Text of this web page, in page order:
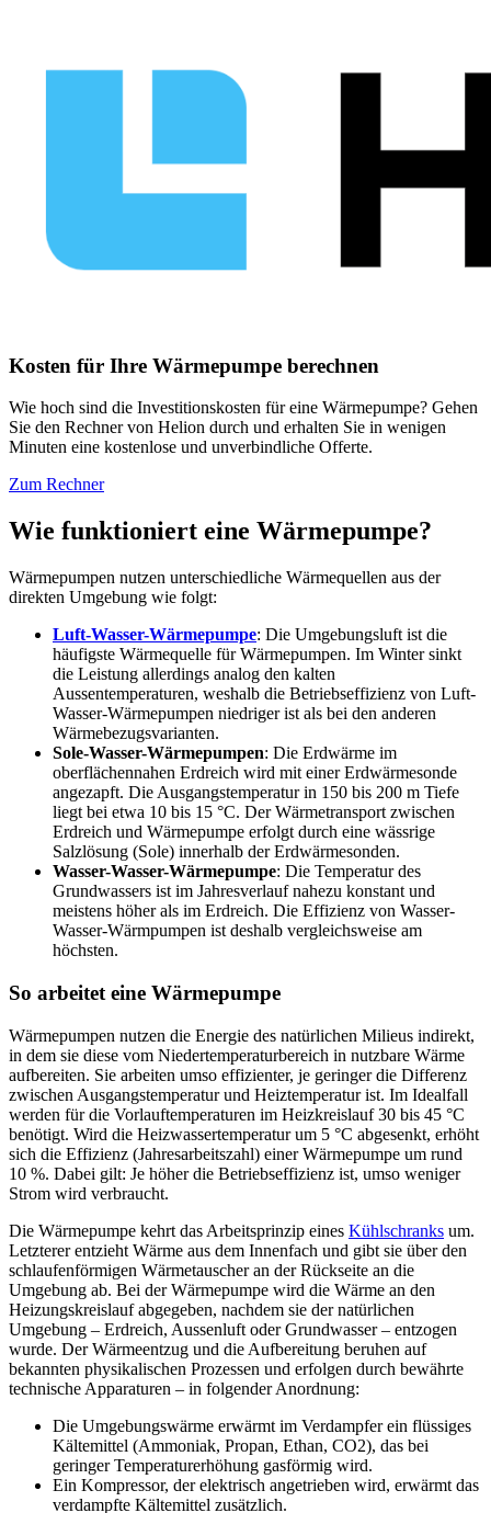
Kosten für Ihre Wärmepumpe berechnen
Wie hoch sind die Investitionskosten für eine Wärmepumpe? Gehen
Sie den Rechner von Helion durch und erhalten Sie in wenigen
Minuten eine kostenlose und unverbindliche Offerte.
Zum Rechner
Wie funktioniert eine Wärmepumpe?
Wärmepumpen nutzen unterschiedliche Wärmequellen aus der
direkten Umgebung wie folgt:
Luft-Wasser-Wärmepumpe: Die Umgebungsluft ist die
häufigste Wärmequelle für Wärmepumpen. Im Winter sinkt
die Leistung allerdings analog den kalten
Aussentemperaturen, weshalb die Betriebseffizienz von Luft-
Wasser-Wärmepumpen niedriger ist als bei den anderen
Wärmebezugsvarianten.
Sole-Wasser-Wärmepumpen: Die Erdwärme im
oberflächennahen Erdreich wird mit einer Erdwärmesonde
angezapft. Die Ausgangstemperatur in 150 bis 200 m Tiefe
liegt bei etwa 10 bis 15 °C. Der Wärmetransport zwischen
Erdreich und Wärmepumpe erfolgt durch eine wässrige
Salzlösung (Sole) innerhalb der Erdwärmesonden.
Wasser-Wasser-Wärmepumpe: Die Temperatur des
Grundwassers ist im Jahresverlauf nahezu konstant und
meistens höher als im Erdreich. Die Effizienz von Wasser-
Wasser-Wärmpumpen ist deshalb vergleichsweise am
höchsten.
So arbeitet eine Wärmepumpe
Wärmepumpen nutzen die Energie des natürlichen Milieus indirekt,
in dem sie diese vom Niedertemperaturbereich in nutzbare Wärme
aufbereiten. Sie arbeiten umso effizienter, je geringer die Differenz
zwischen Ausgangstemperatur und Heiztemperatur ist. Im Idealfall
werden für die Vorlauftemperaturen im Heizkreislauf 30 bis 45 °C
benötigt. Wird die Heizwassertemperatur um 5 °C abgesenkt, erhöht
sich die Effizienz (Jahresarbeitszahl) einer Wärmepumpe um rund
10 %. Dabei gilt: Je höher die Betriebseffizienz ist, umso weniger
Strom wird verbraucht.
Die Wärmepumpe kehrt das Arbeitsprinzip eines Kühlschranks um.
Letzterer entzieht Wärme aus dem Innenfach und gibt sie über den
schlaufenförmigen Wärmetauscher an der Rückseite an die
Umgebung ab. Bei der Wärmepumpe wird die Wärme an den
Heizungskreislauf abgegeben, nachdem sie der natürlichen
Umgebung – Erdreich, Aussenluft oder Grundwasser – entzogen
wurde. Der Wärmeentzug und die Aufbereitung beruhen auf
bekannten physikalischen Prozessen und erfolgen durch bewährte
technische Apparaturen – in folgender Anordnung:
Die Umgebungswärme erwärmt im Verdampfer ein flüssiges
Kältemittel (Ammoniak, Propan, Ethan, CO2), das bei
geringer Temperaturerhöhung gasförmig wird.
Ein Kompressor, der elektrisch angetrieben wird, erwärmt das
verdampfte Kältemittel zusätzlich.